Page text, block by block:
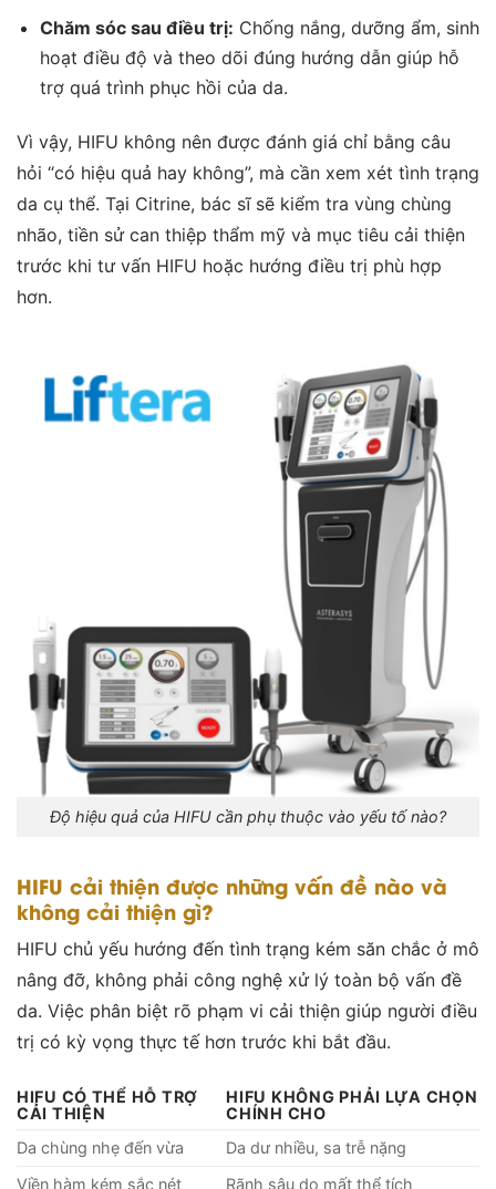
Chăm sóc sau điều trị: Chống nắng, dưỡng ẩm, sinh
hoạt điều độ và theo dõi đúng hướng dẫn giúp hỗ
trợ quá trình phục hồi của da.
Vì vậy, HIFU không nên được đánh giá chỉ bằng câu
hỏi “có hiệu quả hay không”, mà cần xem xét tình trạng
da cụ thể. Tại Citrine, bác sĩ sẽ kiểm tra vùng chùng
nhão, tiền sử can thiệp thẩm mỹ và mục tiêu cải thiện
trước khi tư vấn HIFU hoặc hướng điều trị phù hợp
hơn.
Độ hiệu quả của HIFU cần phụ thuộc vào yếu tố nào?
HIFU cải thiện được những vấn đề nào và
không cải thiện gì?
HIFU chủ yếu hướng đến tình trạng kém săn chắc ở mô
nâng đỡ, không phải công nghệ xử lý toàn bộ vấn đề
da. Việc phân biệt rõ phạm vi cải thiện giúp người điều
trị có kỳ vọng thực tế hơn trước khi bắt đầu.
HIFU CÓ THỂ HỖ TRỢ
CẢI THIỆN
HIFU KHÔNG PHẢI LỰA CHỌN
CHÍNH CHO
Da chùng nhẹ đến vừa
Da dư nhiều, sa trễ nặng
Viền hàm kém sắc nét
Rãnh sâu do mất thể tích